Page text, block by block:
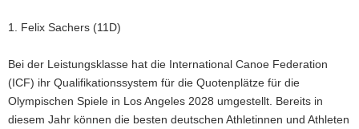
1. Felix Sachers (11D)
Bei der Leistungsklasse hat die International Canoe Federation
(ICF) ihr Qualifikationssystem für die Quotenplätze für die
Olympischen Spiele in Los Angeles 2028 umgestellt. Bereits in
diesem Jahr können die besten deutschen Athletinnen und Athleten